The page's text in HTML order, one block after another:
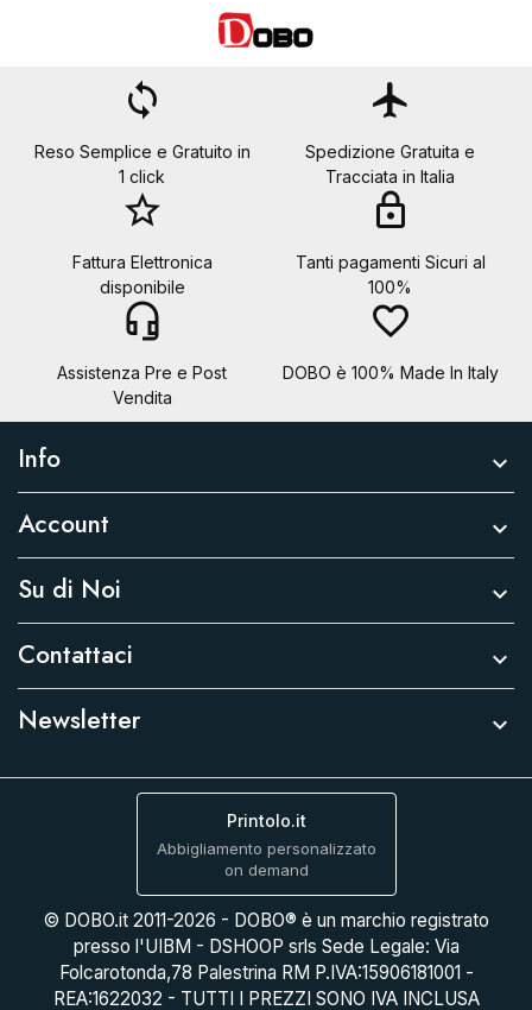
loop
Reso Semplice e Gratuito in
1 click
flight
Spedizione Gratuita e
Tracciata in Italia
star_border
Fattura Elettronica
disponibile
lock
Tanti pagamenti Sicuri al
100%
headset_mic
Assistenza Pre e Post
Vendita
favorite_border
DOBO è 100% Made In Italy
Info 
Account 
Su di Noi 
Contattaci 
Newsletter 
Printolo.it
Abbigliamento personalizzato
on demand
© DOBO.it 2011-2026 - DOBO® è un marchio registrato
presso l'UIBM - DSHOOP srls Sede Legale: Via
Folcarotonda,78 Palestrina RM P.IVA:15906181001 -
REA:1622032 - TUTTI I PREZZI SONO IVA INCLUSA